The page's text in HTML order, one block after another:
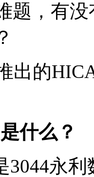
，
出的
什么？
3044永